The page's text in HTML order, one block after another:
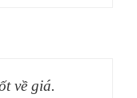
về giá.